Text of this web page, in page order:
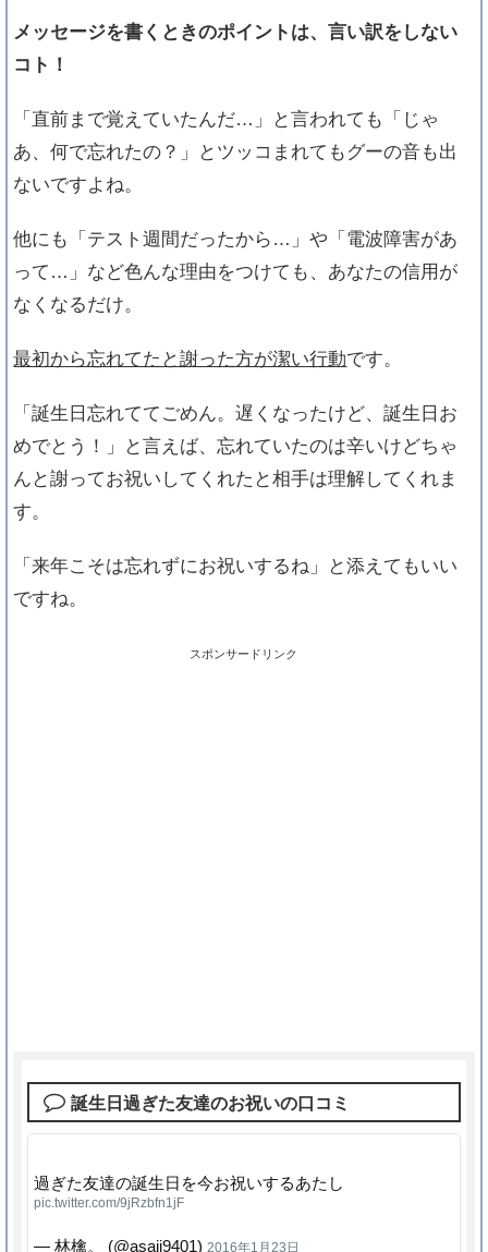
メッセージを書くときのポイントは、言い訳をしない
コト！
「直前まで覚えていたんだ…」と言われても「じゃ
あ、何で忘れたの？」とツッコまれてもグーの音も出
ないですよね。
他にも「テスト週間だったから…」や「電波障害があ
って…」など色んな理由をつけても、あなたの信用が
なくなるだけ。
最初から忘れてたと謝った方が潔い行動です。
「誕生日忘れててごめん。遅くなったけど、誕生日お
めでとう！」と言えば、忘れていたのは辛いけどちゃ
んと謝ってお祝いしてくれたと相手は理解してくれま
す。
「来年こそは忘れずにお祝いするね」と添えてもいい
ですね。
スポンサードリンク
誕生日過ぎた友達のお祝いの口コミ
過ぎた友達の誕生日を今お祝いするあたし
pic.twitter.com/9jRzbfn1jF
— 林檎。 (@asaji9401) 2016年1月23日